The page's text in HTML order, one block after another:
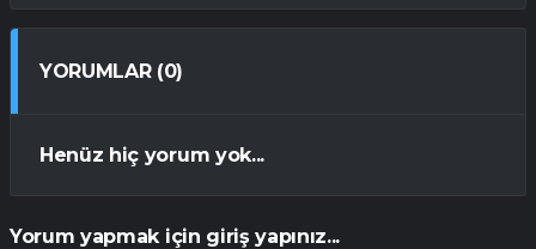
YORUMLAR (0)
Henüz hiç yorum yok...
Yorum yapmak için giriş yapınız...